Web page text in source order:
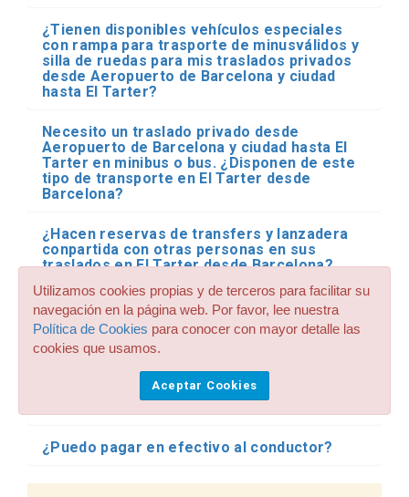
¿Tienen disponibles vehículos especiales
con rampa para trasporte de minusválidos y
silla de ruedas para mis traslados privados
desde Aeropuerto de Barcelona y ciudad
hasta El Tarter?
Necesito un traslado privado desde
Aeropuerto de Barcelona y ciudad hasta El
Tarter en minibus o bus. ¿Disponen de este
tipo de transporte en El Tarter desde
Barcelona?
¿Hacen reservas de transfers y lanzadera
conpartida con otras personas en sus
traslados en El Tarter desde Barcelona?
Ya he reservado mi traslado desde
Aeropuerto de Barcelona y ciudad hasta El
Tarter. ¿Qué pasa si mi vuelo llega
retrasado?
¿Dónde me espera el conductor en el
¿Puedo pagar en efectivo al conductor?
Utilizamos cookies propias y de terceros para facilitar su
navegación en la página web. Por favor, lee nuestra
Política de Cookies para conocer con mayor detalle las
cookies que usamos.
Aceptar Cookies